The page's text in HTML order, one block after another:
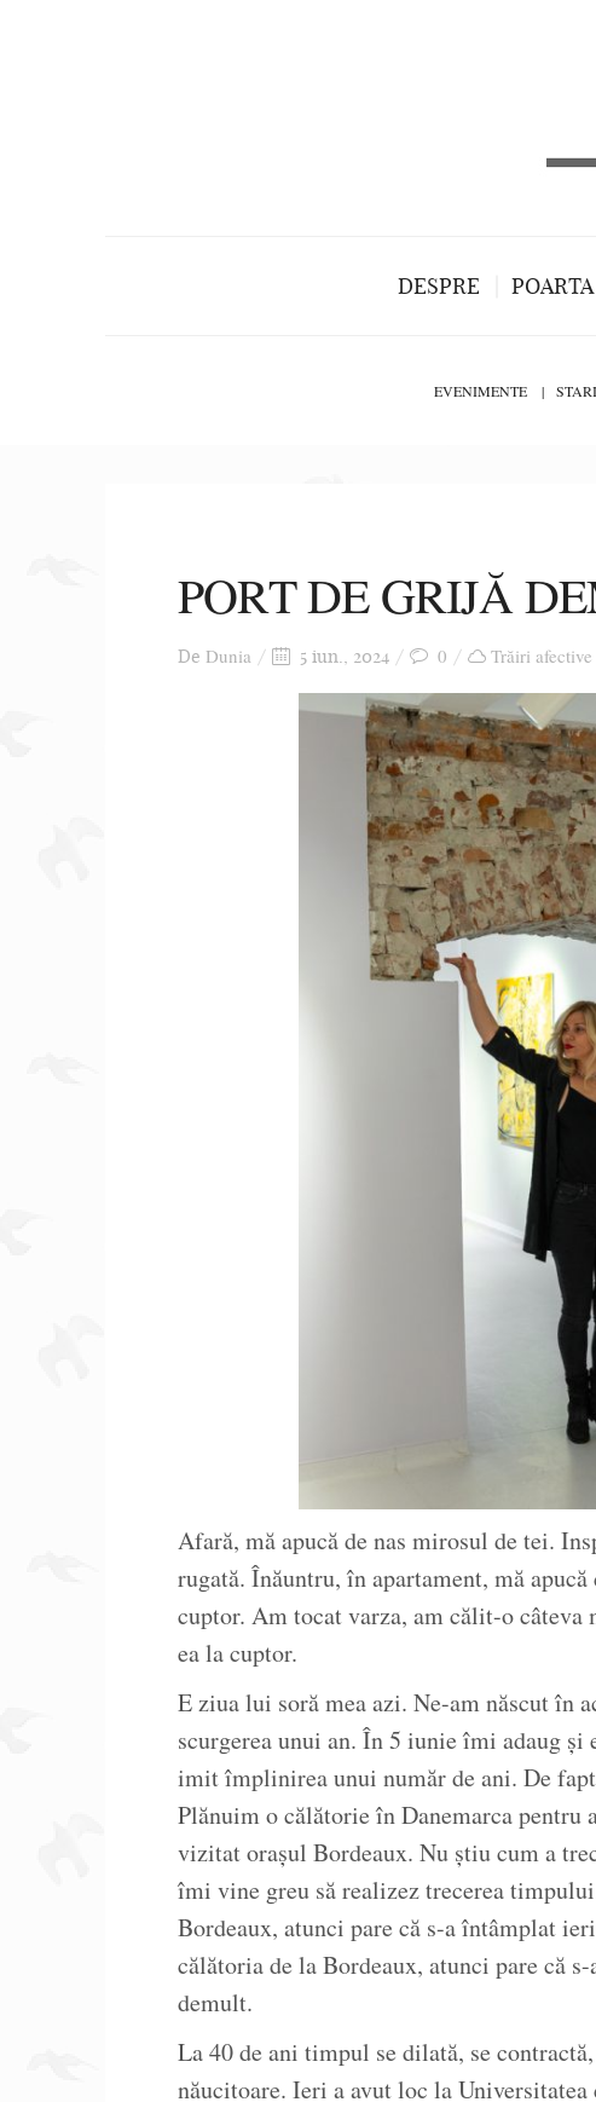
DESPRE
EVENIMENTE
PORT DE GRIJĂ
De Dunia 5 iun., 2024 0 Trăiri
Afară, mă apucă de nas mirosul de tei.
rugată. Înăuntru, în apartament, mă
cuptor. Am tocat varza, am călit-o câteva
ea la cuptor.
E ziua lui soră mea azi. Ne-am născut în
scurgerea unui an. În 5 iunie îmi adaug și
imit împlinirea unui număr de ani. De
Plănuim o călătorie în Danemarca pentru
vizitat orașul Bordeaux. Nu știu cum a
îmi vine greu să realizez trecerea
Bordeaux, atunci pare că s-a întâmplat
călătoria de la Bordeaux, atunci pare că
demult.
La 40 de ani timpul se dilată, se
năucitoare. Ieri a avut loc la